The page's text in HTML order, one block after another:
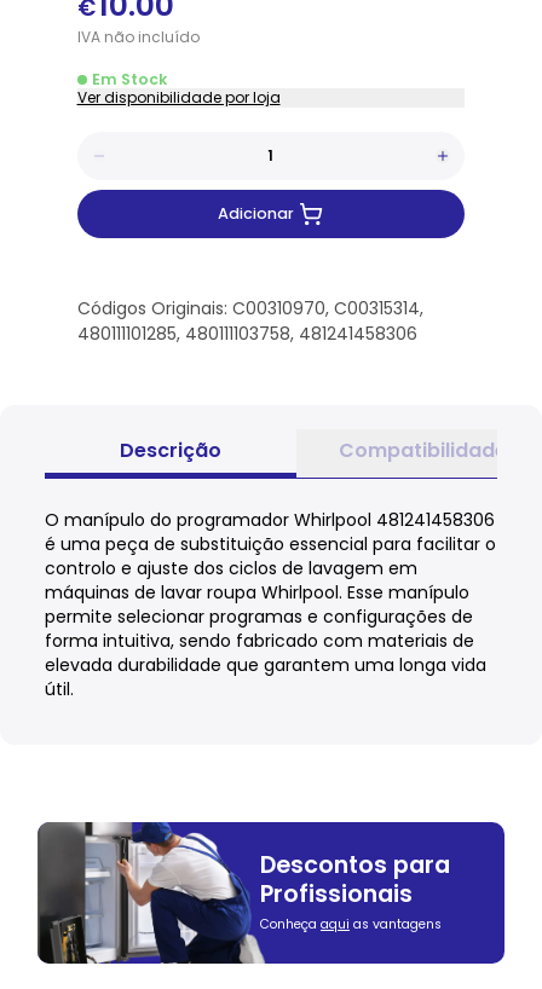
€
IVAnãoincluído
Em Stock
Ver disponibilidade por loja
Adicionar
Códigos Originais: C00310970, C00315314,
480111101285, 480111103758, 481241458306
Descrição Compatibilidade
O manípulo do programador Whirlpool 481241458306
é uma peça de substituição essencial para facilitar o
controlo e ajuste dos ciclos de lavagem em
máquinas de lavar roupa Whirlpool. Esse manípulo
permite selecionar programas e configurações de
forma intuitiva, sendo fabricado com materiais de
elevada durabilidade que garantem uma longa vida
útil.
Descontos para
Profissionais
Conheça aqui as vantagens